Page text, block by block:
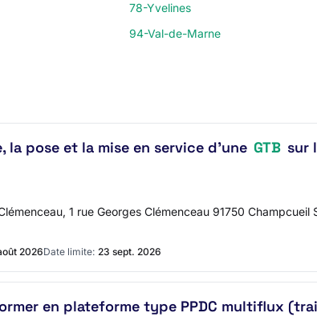
78-Yvelines
94-Val-de-Marne
pose et la mise en service d'une GTB sur
1 rue Georges Clémenceau 91750
2026Date limite: 23 sept. 2026
en plateforme type PPDC multiflux